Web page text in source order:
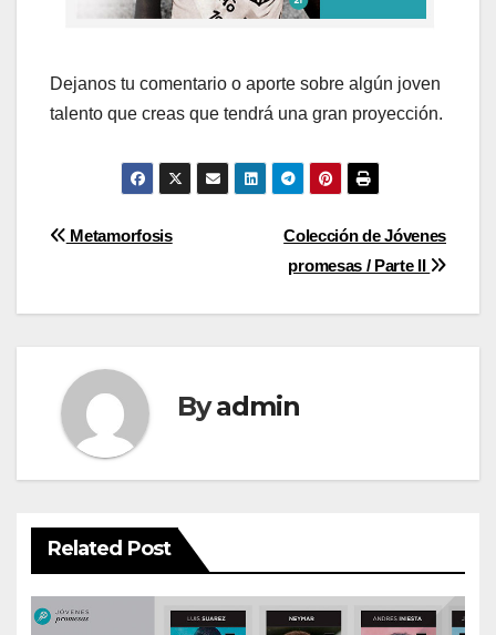
Dejanos tu comentario o aporte sobre algún joven
talento que creas que tendrá una gran proyección.
Post
Colección de Jóvenes
promesas / Parte II
Metamorfosis
Byadmin
Related Post